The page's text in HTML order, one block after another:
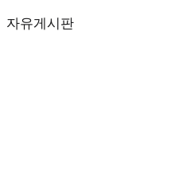
자유게시판